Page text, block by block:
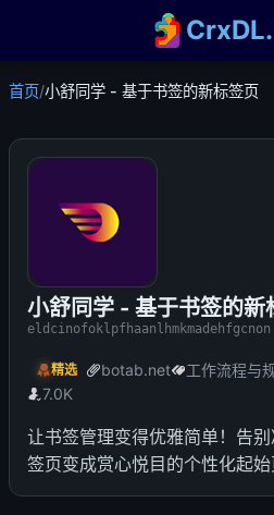
首页/小舒同学 - 基于书签的新标签页
小舒同学 - 基于书签的新
eldcinofoklpfhaanlhmkmadehfgcnon
精选 botab.net 工作流程与
7.0K
让书签管理变得优雅简单！告
签页变成赏心悦目的个性化起始